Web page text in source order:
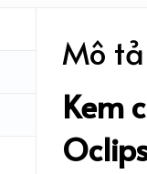
Mô tả
Kem